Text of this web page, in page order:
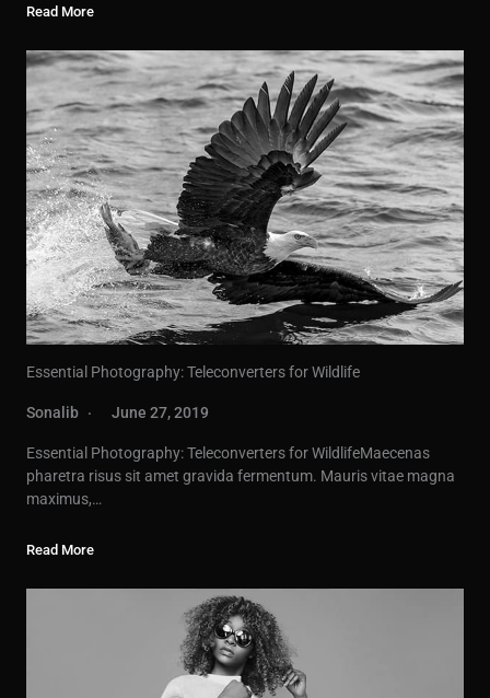
Read More
Essential Photography: Teleconverters for Wildlife
Sonalib June 27, 2019
Essential Photography: Teleconverters for WildlifeMaecenas
pharetra risus sit amet gravida fermentum. Mauris vitae magna
maximus,…
Read More